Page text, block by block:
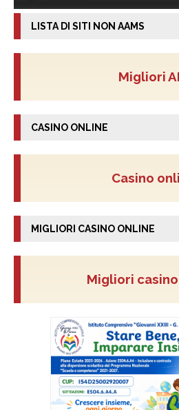
LISTA DI SITI NON AAMS
Migliori
CASINO ONLINE
Casino
MIGLIORI CASINO ONLINE
Migliori